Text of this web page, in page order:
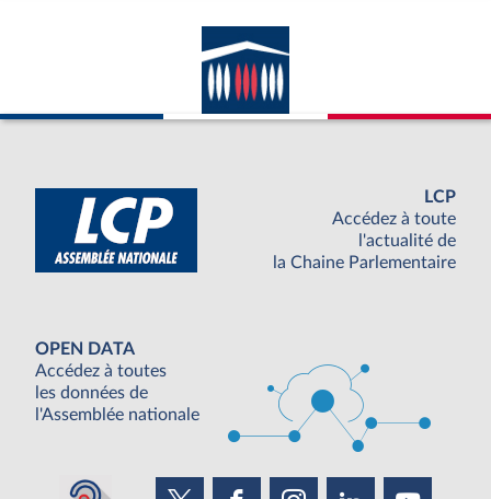
LCP
Accédez à toute
l'actualité de
la Chaine Parlementaire
OPEN DATA
Accédez à toutes
les données de
l'Assemblée nationale